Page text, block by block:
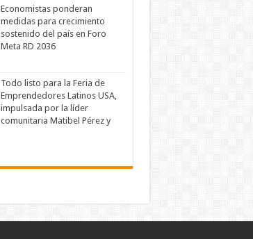
Economistas ponderan
medidas para crecimiento
sostenido del país en Foro
Meta RD 2036
Todo listo para la Feria de
Emprendedores Latinos USA,
impulsada por la líder
comunitaria Matibel Pérez y